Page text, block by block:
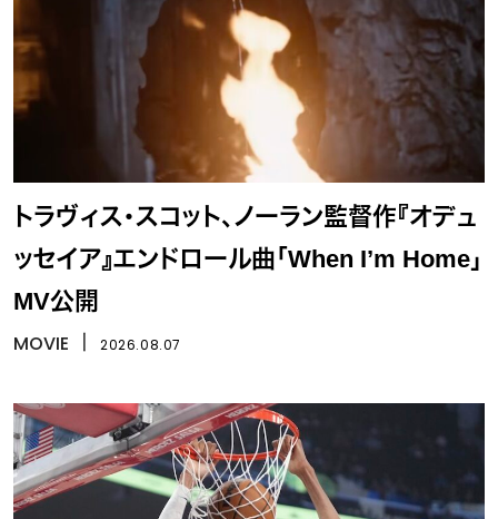
トラヴィス・スコット、ノーラン監督作『オデュ
ッセイア』エンドロール曲「When I’m Home」
MV公開
MOVIE 2026.08.07